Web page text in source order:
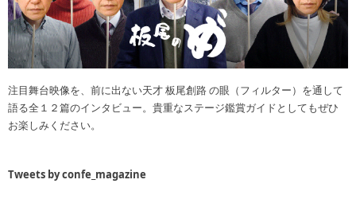
注目舞台映像を、前に出ない天才 板尾創路 の眼（フィルター）を通して
語る全１２篇のインタビュー。貴重なステージ鑑賞ガイドとしてもぜひ
お楽しみください。
Tweets by confe_magazine